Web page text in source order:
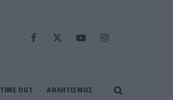
Facebook
X
YouTubeInstagram
TIME OUT ΑΘΛΗΤΙΣΜΟΣ